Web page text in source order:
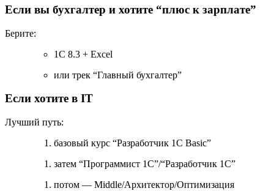
Если вы бухгалтер и хотите “плюс к зарплате”
Берите:
1С 8.3 + Excel
или трек “Главный бухгалтер”
Если хотите в IT
Лучший путь:
базовый курс “Разработчик 1С Basic”
затем “Программист 1С”/“Разработчик 1С”
потом — Middle/Архитектор/Оптимизация